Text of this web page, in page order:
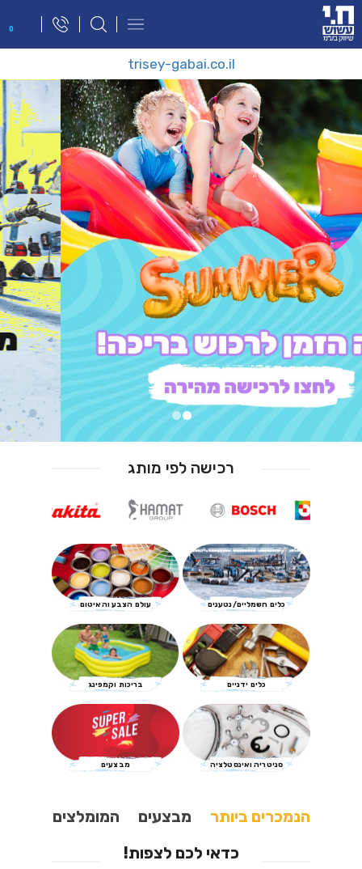
0
פתח
trisey-gabai.co.il
רכישה לפי מותג
מבצעים סניטריה ואינסטלציה
כלים ידניים בריכות וקמפינג
עולם הצבע והאיטום כלים חשמליים/נטענים
הנמכרים ביותר מבצעים
המומלצים
כדאי לכם לצפות!